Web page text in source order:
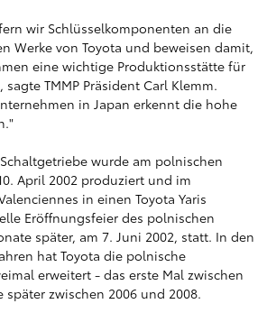
wir Schlüsselkomponenten an die
Werke von Toyota und beweisen damit,
eine wichtige Produktionsstätte für
TMMP Präsident Carl Klemm.
in Japan erkennt die hohe
wurde am polnischen
April 2002 produziert und im
in einen Toyota Yaris
Eröffnungsfeier des polnischen
später, am 7. Juni 2002, statt. In den
hat Toyota die polnische
erweitert - das erste Mal zwischen
später zwischen 2006 und 2008.